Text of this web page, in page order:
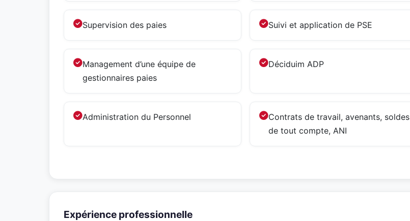
Supervision des paies Suivi et application de PSE
Management d’une équipe de
gestionnaires paies
Déciduim ADP
Administration du Personnel
Contrats de travail, avenants, soldes
de tout compte, ANI
Expérience professionnelle